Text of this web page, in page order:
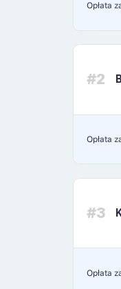
Opłata
#2
Opłata
#3
Opłata